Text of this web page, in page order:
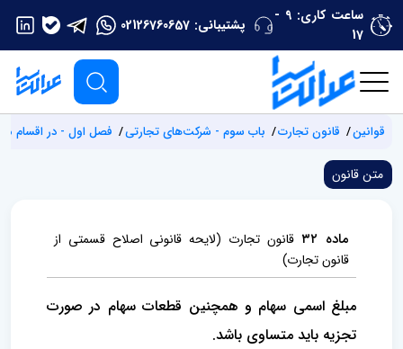
ساعت کاری: 9 -
17
پشتیبانی: 02126760657
قوانین قانون تجارت باب سوم - شرکت‌های تجارتی فصل اول - در اقسام
متن قانون
ماده ۳۲
قانون تجارت (لایحه قانونی اصلاح قسمتی از
قانون تجارت)
مبلغ اسمی سهام و همچنین قطعات سهام در صورت
تجزیه باید متساوی باشد.